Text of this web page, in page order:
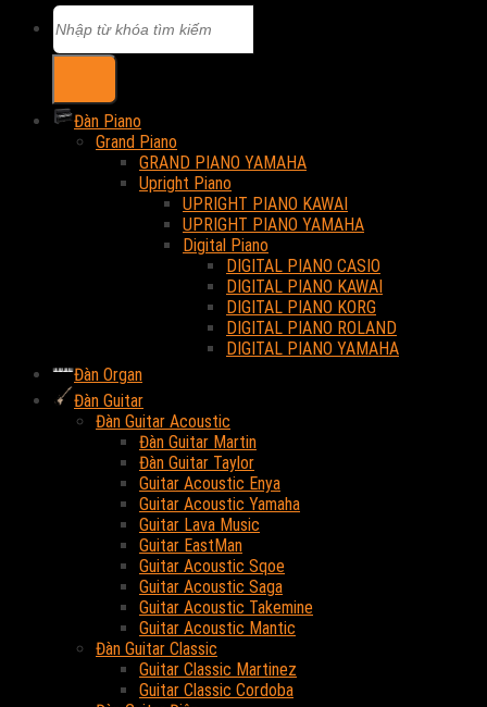
Tìm
kiếm:
Đàn Piano
Grand Piano
GRAND PIANO YAMAHA
Upright Piano
UPRIGHT PIANO KAWAI
UPRIGHT PIANO YAMAHA
Digital Piano
DIGITAL PIANO CASIO
DIGITAL PIANO KAWAI
DIGITAL PIANO KORG
DIGITAL PIANO ROLAND
DIGITAL PIANO YAMAHA
Đàn Organ
Đàn Guitar
Đàn Guitar Acoustic
Đàn Guitar Martin
Đàn Guitar Taylor
Guitar Acoustic Enya
Guitar Acoustic Yamaha
Guitar Lava Music
Guitar EastMan
Guitar Acoustic Sqoe
Guitar Acoustic Saga
Guitar Acoustic Takemine
Guitar Acoustic Mantic
Đàn Guitar Classic
Guitar Classic Martinez
Guitar Classic Cordoba